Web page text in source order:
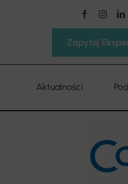
Zapytaj
Aktualności